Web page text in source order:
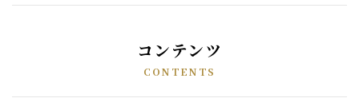
コンテンツ
CONTENTS